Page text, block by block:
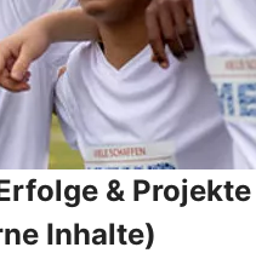
& Projekte
Inhalte)